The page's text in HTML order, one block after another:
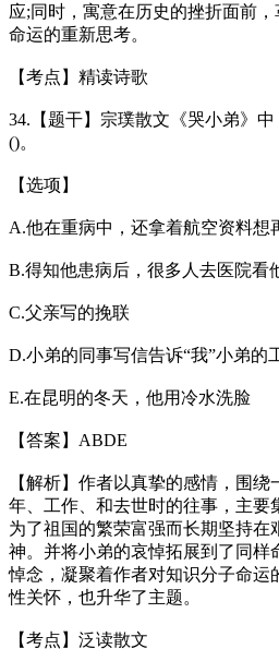
应;同时，寓意在历史的挫折面前
命运的重新思考。
【考点】精读诗歌
34.【题干】宗璞散文《哭小弟》
()。
【选项】
A.他在重病中，还拿着航空资料想
B.得知他患病后，很多人去医院看
C.父亲写的挽联
D.小弟的同事写信告诉“我”小弟的
E.在昆明的冬天，他用冷水洗脸
【答案】ABDE
【解析】作者以真挚的感情，围
年、工作、和去世时的往事，主要
为了祖国的繁荣富强而长期坚持在
神。并将小弟的哀悼拓展到了同样
悼念，凝聚着作者对知识分子命运
性关怀，也升华了主题。
【考点】泛读散文